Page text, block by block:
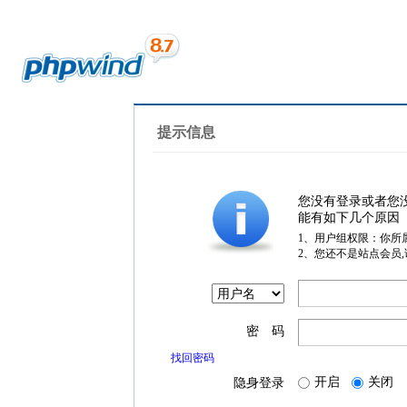
提示信息
您没有登录或者您
能有如下几个原因
1、用户组权限：你所
2、您还不是站点会员
密 码
找回密码
隐身登录 开启 关闭